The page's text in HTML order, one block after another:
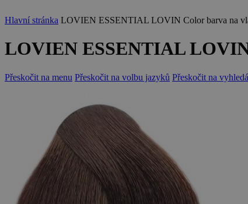
Hlavní stránka LOVIEN ESSENTIAL LOVIN Color barva na
LOVIEN ESSENTIAL
Přeskočit na menu Přeskočit na volbu jazyků Přeskočit na